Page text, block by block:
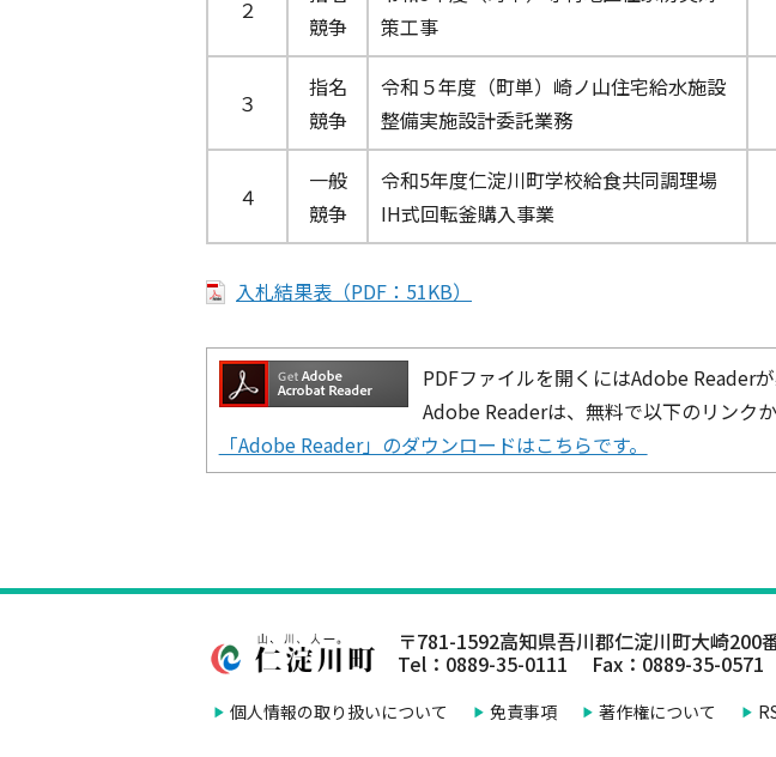
２
競争
策工事
３
指名
競争
令和５年度（町単）崎ノ山住宅給水施設
整備実施設計委託業務
４
一般
競争
令和5年度仁淀川町学校給食共同調理場
IH式回転釜購入事業
入札結果表（PDF：51KB）
PDFファイルを開くにはAdobe Readerが
Adobe Readerは、無料で以下のリンク
「Adobe Reader」のダウンロードはこちらです。
〒781-1592高知県吾川郡仁淀川町大崎200
Tel：0889-35-0111 Fax：0889-35-0571
個人情報の取り扱いについて 免責事項 著作権について